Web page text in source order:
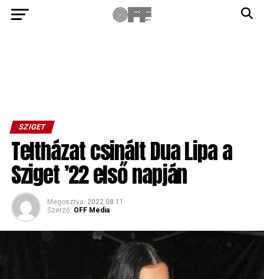
SZIGET
Teltházat csinált Dua Lipa a
Sziget ’22 első napján
Megosztva 2022.08.11
Szerző: OFF Media